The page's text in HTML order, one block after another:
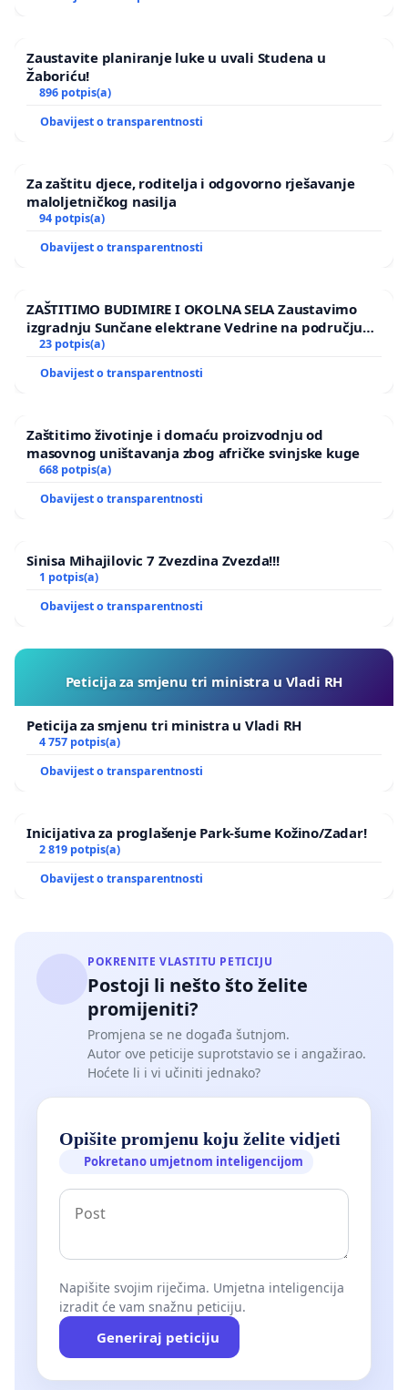
Zaustavite planiranje luke u uvali Studena u
Žaboriću!
896 potpis(a)
Obavijest o transparentnosti
Za zaštitu djece, roditelja i odgovorno rješavanje
maloljetničkog nasilja
94 potpis(a)
Obavijest o transparentnosti
ZAŠTITIMO BUDIMIRE I OKOLNA SELA Zaustavimo
izgradnju Sunčane elektrane Vedrine na području
Ugljana
23 potpis(a)
Obavijest o transparentnosti
Zaštitimo životinje i domaću proizvodnju od
masovnog uništavanja zbog afričke svinjske kuge
668 potpis(a)
Obavijest o transparentnosti
Sinisa Mihajilovic 7 Zvezdina Zvezda!!!
1 potpis(a)
Obavijest o transparentnosti
Peticija za smjenu tri ministra u Vladi RH
Peticija za smjenu tri ministra u Vladi RH
4 757 potpis(a)
Obavijest o transparentnosti
Inicijativa za proglašenje Park-šume Kožino/Zadar!
2 819 potpis(a)
Obavijest o transparentnosti
POKRENITE VLASTITU PETICIJU
Postoji li nešto što želite
promijeniti?
Promjena se ne događa šutnjom.
Autor ove peticije suprotstavio se i angažirao.
Hoćete li i vi učiniti jednako?
Opišite promjenu koju želite vidjeti
Pokretano umjetnom inteligencijom
Napišite svojim riječima. Umjetna inteligencija
izradit će vam snažnu peticiju.
Generiraj peticiju